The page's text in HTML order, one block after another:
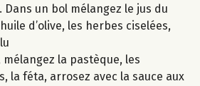
un bol mélangez le jus du
d’olive, les herbes ciselées,
mélangez la pastèque, les
la féta, arrosez avec la sauce aux